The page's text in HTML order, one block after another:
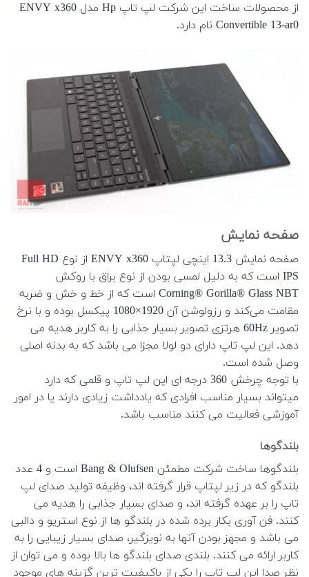
از محصولات ساخت این شرکت لپ تاپ Hp مدل ENVY x360
Convertible 13-ar0 نام دارد.
صفحه نمایش
صفحه نمایش 13.3 اینچی لپتاپ ENVY x360 از نوع Full HD
IPS است که به دلیل لمسی بودن از نوع براق با روکش
Corning® Gorilla® Glass NBT است که از خط و خش و ضربه
مقامت می‌کند و رزولوشن آن 1920×1080 پیکسل بوده و با نرخ
تصویر 60Hz هرتزی تصویر بسیار جذابی را به کاربر هدیه می
دهد. این لپ تاپ دارای دو لولا مجزا می باشد که به بدنه اصلی
وصل شده است.
با توجه چرخش 360 درجه ای این لپ تاپ و قلمی که دارد
میتواند بسیار مناسب افرادی که یادداشت زیادی دارند یا در امور
آموزشی فعالیت می کنند مناسب باشد.
بلندگوها
بلندگوها ساخت شرکت مطمئن Bang & Olufsen است و 4 عدد
بلندگو که در زیر لپتاپ قرار گرفته اند، وظیفه تولید صدای لپ
تاپ را بر عهده گرفته اند، و صدای بسیار جذابی را هدیه می
کنند. فن آوری بکار برده شده در بلندگو ها از نوع استریو و دالبی
می باشد و مجهز بودن آنها به نویزگیر، صدای بسیار زیبایی را به
کاربر ارائه می کنند. بلندی صدای بلندگو ها بالا بوده و می توان از
نظر صدا این لپ تاپ را یکی از باکیفیت ترین گزینه های موجود